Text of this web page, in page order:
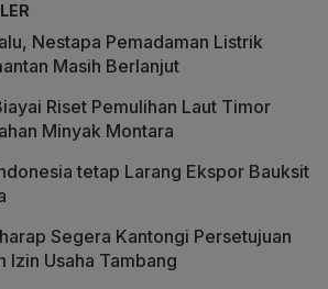
Nestapa Pemadaman Listrik
Masih Berlanjut
Riset Pemulihan Laut Timor
Minyak Montara
tetap Larang Ekspor Bauksit
Segera Kantongi Persetujuan
Izin Usaha Tambang